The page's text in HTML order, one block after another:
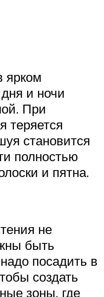
ярком
и ночи
При
теряется
становится
полностью
и пятна.
не
быть
посадить в
создать
зоны, где